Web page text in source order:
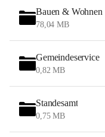
Bauen & Wohnen
78,04 MB
Gemeindeservice
0,82 MB
Standesamt
0,75 MB